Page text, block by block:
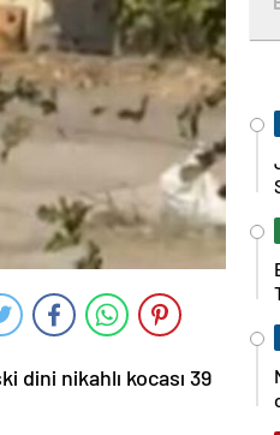
dini nikahlı kocası 39